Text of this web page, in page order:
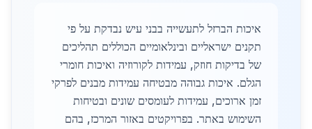
איכות הברזל לתעשייה בבני עיש נבדקת על פי
תקנים ישראליים ובינלאומיים הכוללים תהליכים
של בדיקות חוזק, עמידות לקורוזיה ואיכות חומרי
הגלם. איכות גבוהה מבטיחה עמידות מבנים לפרקי
זמן ארוכים, עמידות לעומסים שונים ובטיחות
השימוש באתר. בפרויקטים באזור המרכז, בהם